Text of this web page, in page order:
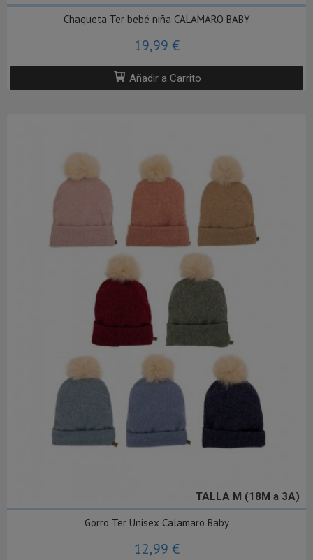
Chaqueta Ter bebé niña CALAMARO BABY
19,99 €
Añadir a Carrito
TALLA M (18M a 3A)
Gorro Ter Unisex Calamaro Baby
12,99 €